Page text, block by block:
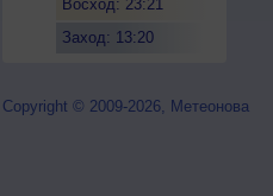
Восход: 23:21
Заход: 13:20
Copyright © 2009-2026, Метеонова